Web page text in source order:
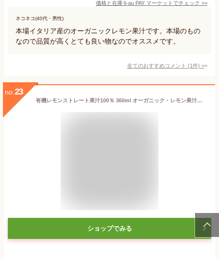
価格と在庫をau PAY マーケット でチェック >>
ネコネコ(40代・男性)
本場イタリア産のオーガニックレモン果汁です。本場のもの
なので品質が高くとても良い物なのでオススメです。
全てのおすすめコメント (1件) >
no. 23
有機レモンストレート果汁100％ 360ml オーガニック・レモン果汁・ビオカ・BIOCAイタリア・シチリア産 フェミネロ種
ショップでみる